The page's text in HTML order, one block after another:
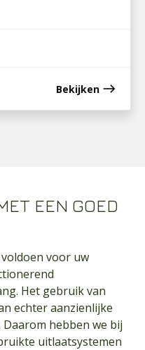
Bekijken east
EEN GOED
voor uw
Het gebruik van
echter aanzienlijke
hebben we bij
uitlaatsystemen